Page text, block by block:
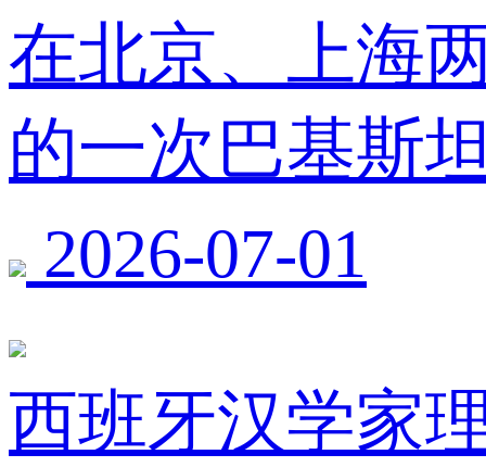
在北京、上海
的一次巴基斯
2026-07-01
西班牙汉学家